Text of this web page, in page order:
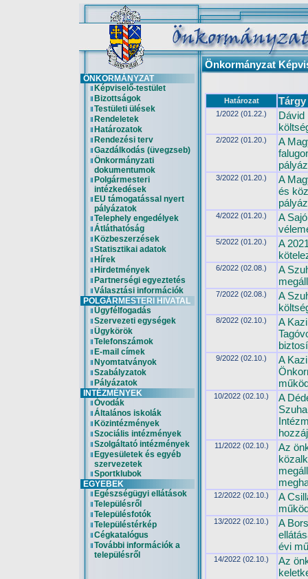
Önkormányzat
ÖNKORMÁNYZAT
Képviselő-testület
Bizottságok
Testületi ülések
Rendeletek
Határozatok
Rendezési terv
Gazdálkodás (üvegzseb)
Önkormányzati
dokumentumok
Polgármesteri
intézkedések
EU támogatással nyert
pályázatok
Telephely engedélyek
Átláthatóság
Közbeszerzések
Statisztikai adatok
Hírek
Hirdetmények
Partnerségi egyeztetés
Választási információk
POLGÁRMESTERI HIVATAL
Ügyfélfogadás
Szervezeti egységek
Ügykörök
Telefonszámok
E-mail címek
Nyomtatványok
Szabályzatok
Pályázatok
INTÉZMÉNYEK
Óvodák
Általános iskolák
Közintézmények
Szociális intézmények
Szolgáltató intézmények
Egyesületek és egyéb
szervezetek
Sportklubok
EGYEBEK
Egészségügyi ellátások
Településről
Településfotók
Településtérkép
Cégkatalógus
További információk a
településről
Határozat Tárgy
1/2022 (01.22.)
Dávid
2/2022 (01.20.)
A
3/2022 (01.20.)
A
és
4/2022 (01.20.)
A
5/2022 (01.20.)
A
6/2022 (02.08.)
A
7/2022 (02.08.)
A
8/2022 (02.10.)
A
9/2022 (02.10.)
A
10/2022 (02.10.)
A
11/2022 (02.10.)
Az
12/2022 (02.10.)
A
13/2022 (02.10.)
A
évi
14/2022 (02.10.)
Az